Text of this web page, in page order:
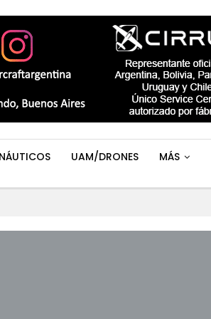
UAM/DRONES MÁS